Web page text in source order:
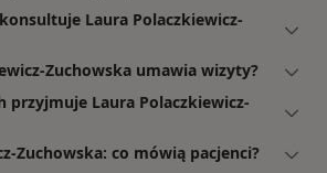
Laura Polaczkiewicz-
Zuchowska umawia wizyty?
przyjmuje Laura Polaczkiewicz-
Zuchowska: co mówią pacjenci?